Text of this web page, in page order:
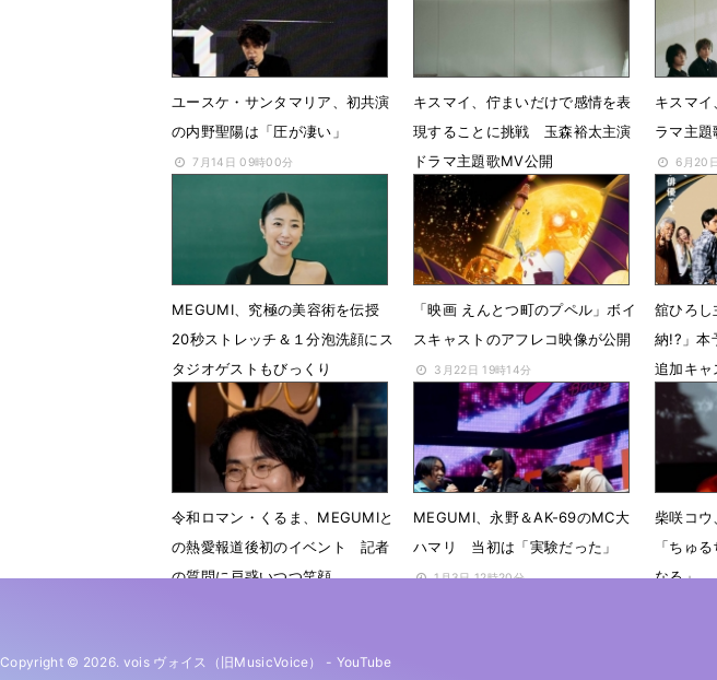
ユースケ・サンタマリア、初共演
の内野聖陽は「圧が凄い」
7月14日 09時00分
キスマイ、佇まいだけで感情を表
現することに挑戦 玉森裕太主演
ドラマ主題歌MV公開
7月2日 07時00分
キスマ
ラマ主題
6月20
MEGUMI、究極の美容術を伝授
20秒ストレッチ＆１分泡洗顔にス
タジオゲストもびっくり
5月22日 13時54分
「映画 えんとつ町のプペル」ボイ
スキャストのアフレコ映像が公開
3月22日 19時14分
舘ひろし
納!?」本
追加キャ
3月12
令和ロマン・くるま、MEGUMIと
の熱愛報道後初のイベント 記者
の質問に戸惑いつつ笑顔
MEGUMI、永野＆AK-69のMC大
ハマリ 当初は「実験だった」
1月3日 12時20分
柴咲コウ
「ちゅ
なる」
Copyright © 2026. vois ヴォイス（旧MusicVoice） - YouTube